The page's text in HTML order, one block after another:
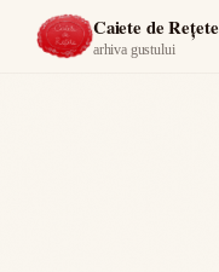
Caiete de Rețete
arhiva gustului